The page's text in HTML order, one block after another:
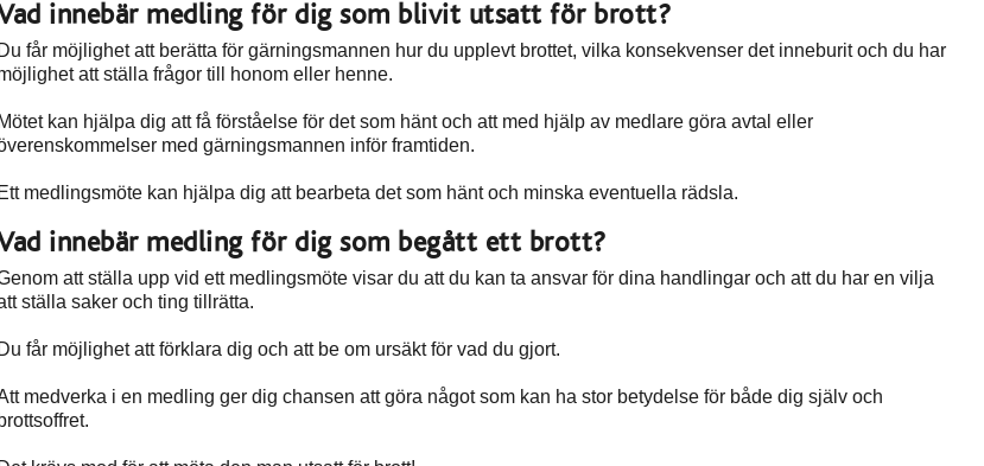
innebär medling för dig som blivit utsatt för brott?
Du får möjlighet att berätta för gärningsmannen hur du upplevt brottet, vilka konsekvenser det inneburit och du har
att ställa frågor till honom eller henne.
Mötet kan hjälpa dig att få förståelse för det som hänt och att med hjälp av medlare göra avtal eller
med gärningsmannen inför framtiden.
Ett medlingsmöte kan hjälpa dig att bearbeta det som hänt och minska eventuella rädsla.
innebär medling för dig som begått ett brott?
att ställa upp vid ett medlingsmöte visar du att du kan ta ansvar för dina handlingar och att du har en vilja
ställa saker och ting tillrätta.
Du får möjlighet att förklara dig och att be om ursäkt för vad du gjort.
medverka i en medling ger dig chansen att göra något som kan ha stor betydelse för både dig själv och
brottsoffret.